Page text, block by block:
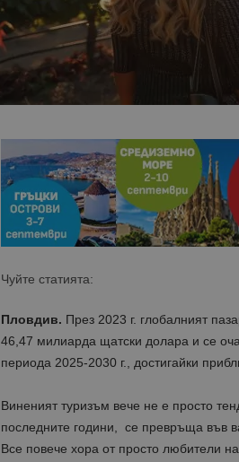
Чуйте статията:
Пловдив. През 2023 г. глобалният
46,47 милиарда щатски долара и се
периода 2025-2030 г., достигайки
Виненият туризъм вече не е просто
последните години, се превръща във
Все повече хора от просто любители